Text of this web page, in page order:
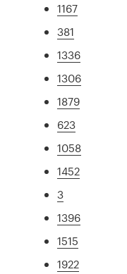
1167
381
1336
1306
1879
623
1058
1452
3
1396
1515
1922